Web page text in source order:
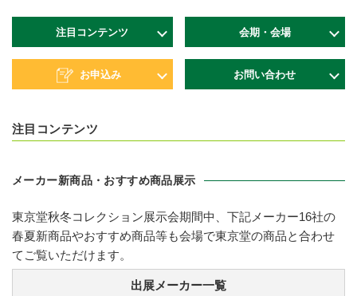
注目コンテンツ 会期・会場
お申込み お問い合わせ
注目コンテンツ
メーカー新商品・おすすめ商品展示
東京堂秋冬コレクション展示会期間中、下記メーカー16社の
春夏新商品やおすすめ商品等も会場で東京堂の商品と合わせ
てご覧いただけます。
出展メーカー一覧